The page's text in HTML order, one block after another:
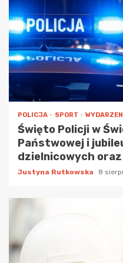
POLICJA SPORT
Święto Policji w
Państwowej i
dzielnicowych
Justyna Rutkowska 8